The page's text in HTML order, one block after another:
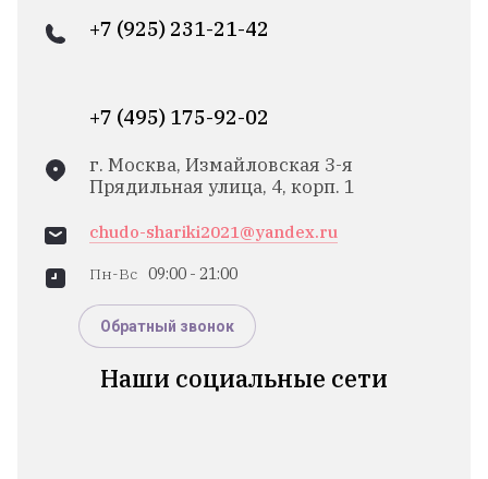
+7 (925) 231-21-42
+7 (495) 175-92-02
г. Москва, Измайловская 3-я
Прядильная улица, 4, корп. 1
chudo-shariki2021@yandex.ru
Пн-Вс 09:00 - 21:00
Обратный звонок
Наши социальные сети